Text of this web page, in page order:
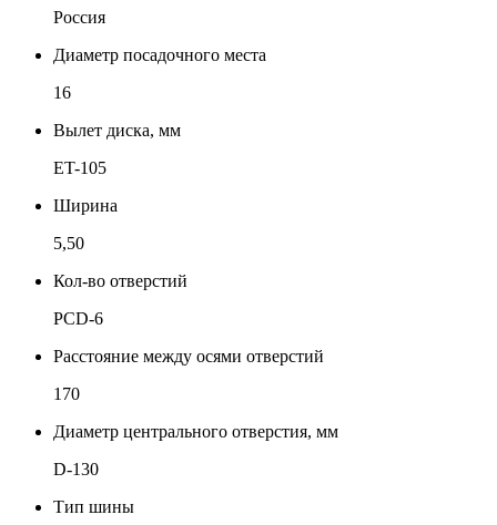
Россия
Диаметр посадочного места
16
Вылет диска, мм
ET-105
Ширина
5,50
Кол-во отверстий
PCD-6
Расстояние между осями отверстий
170
Диаметр центрального отверстия, мм
D-130
Тип шины